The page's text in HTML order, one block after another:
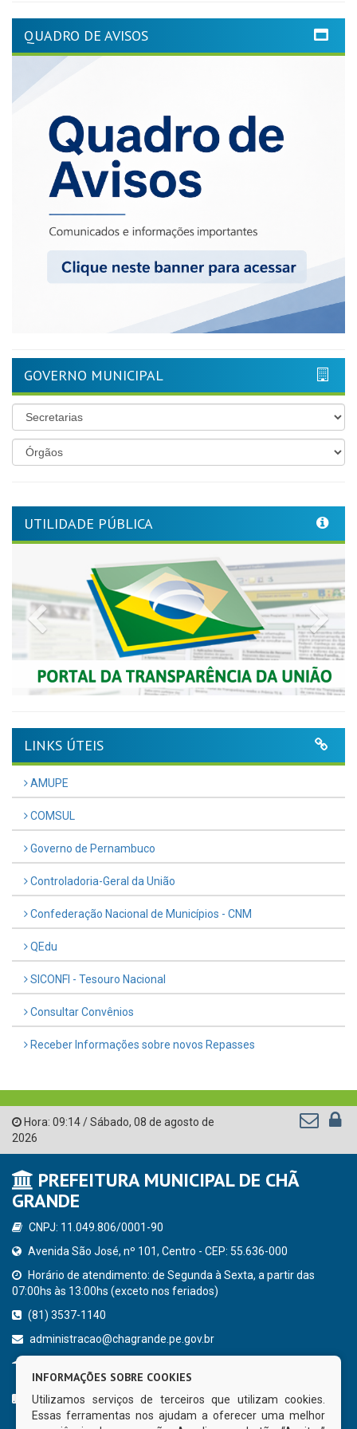
QUADRO DE AVISOS
GOVERNO MUNICIPAL
UTILIDADE PÚBLICA
Previous
LINKS ÚTEIS
AMUPE
COMSUL
Governo de Pernambuco
Controladoria-Geral da União
Confederação Nacional de Municípios - CNM
QEdu
SICONFI - Tesouro Nacional
Consultar Convênios
Receber Informações sobre novos Repasses
Hora: 09:14/Sábado, 08 de agosto de
2026
PREFEITURA MUNICIPAL DE CHÃ
GRANDE
CNPJ: 11.049.806/0001-90
Avenida São José, nº 101, Centro - CEP: 55.636-000
Horário de atendimento: de Segunda à Sexta, a partir das
07:00hs às 13:00hs (exceto nos feriados)
(81) 3537-1140
administracao@chagrande.pe.gov.br
CURTA NOSSA FAN PAGE
INFORMAÇÕES SOBRE COOKIES
Utilizamos serviços de terceiros que utilizam cookies.
Essas ferramentas nos ajudam a oferecer uma melhor